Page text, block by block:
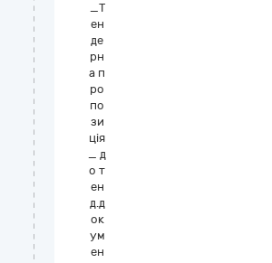
_Т
ен
де
рн
а п
ро
по
зи
ція
_ д
о т
ен
д.д
ок
ум
ен